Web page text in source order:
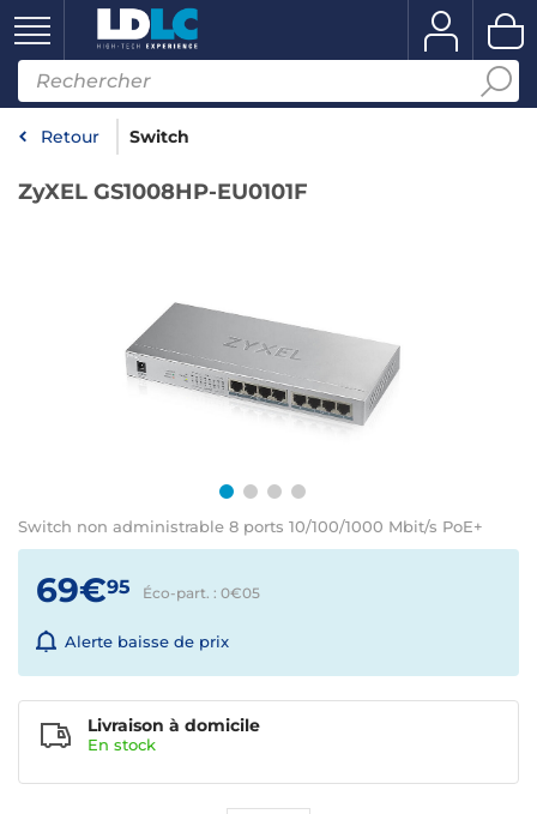
Retour Switch
ZyXEL GS1008HP-EU0101F
Switch non administrable 8 ports 10/100/1000 Mbit/s PoE+
69€95 Éco-part. : 0€05
Alerte baisse de prix
Livraison à domicile
En stock